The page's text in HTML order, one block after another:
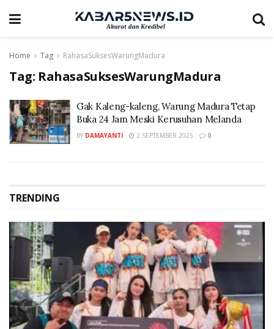
Home Tag RahasaSuksesWarungMadura
Tag: RahasaSuksesWarungMadura
Gak Kaleng-kaleng, Warung Madura Tetap
Buka 24 Jam Meski Kerusuhan Melanda
BY DAMAYANTI 2 SEPTEMBER 2025 0
TRENDING